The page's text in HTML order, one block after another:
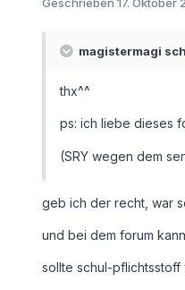
magistermagi
thx^^
ps: ich liebe dieses
(SRY wegen dem
geb ich der recht, war
und bei dem forum
sollte schul-pflichtsstoff